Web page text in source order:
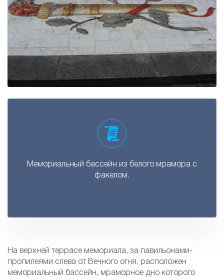
Мемориальный бассейн из белого мрамора с
факелом.
На верхней террасе мемориала, за павильонами-
пропилеями слева от Вечного огня, расположен
мемориальный бассейн, мраморное дно которого